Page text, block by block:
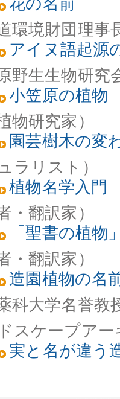
花の名前
環境財団理事
アイヌ語起源
野生生物研究
小笠原の植物
物研究家）
園芸樹木の変
ラリスト）
植物名学入門
・翻訳家）
「聖書の植物
・翻訳家）
造園植物の名
科大学名誉教
スケープア
実と名が違う